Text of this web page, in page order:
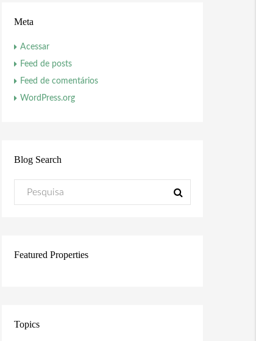
Meta
Acessar
Feed de posts
Feed de comentários
WordPress.org
Blog Search
Featured Properties
Topics